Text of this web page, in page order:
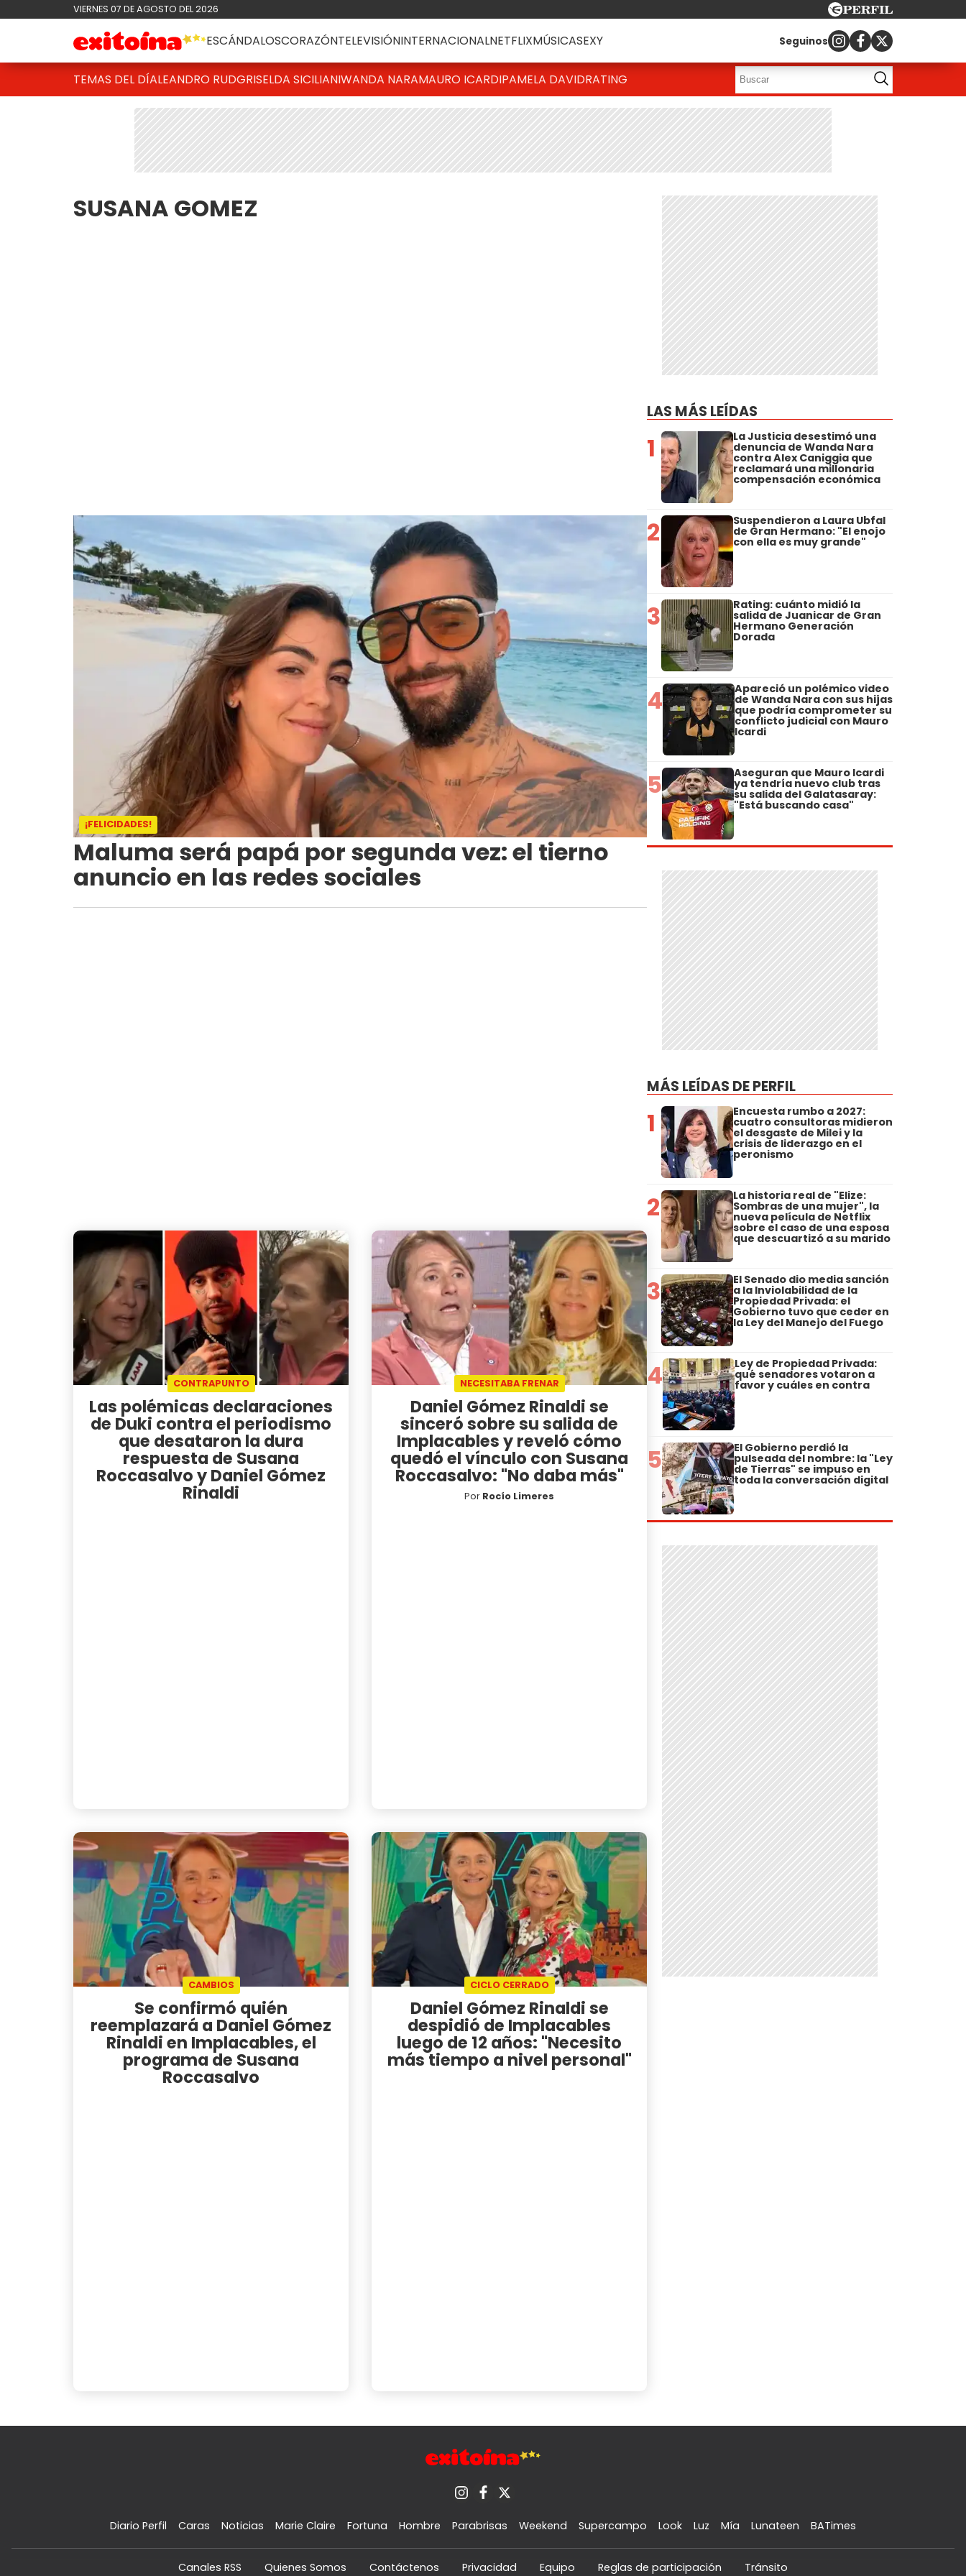
VIERNES 07 DE AGOSTO DEL 2026
ESCÁNDALOSCORAZÓNTELEVISIÓNINTERNACIONALNETFLIXMÚSICASEXY Seguinos
TEMAS DEL DÍALEANDRO RUDGRISELDA SICILIANIWANDA NARAMAURO ICARDIPAMELA DAVIDRATING
SUSANA GOMEZ
¡FELICIDADES!
Maluma será papá por segunda vez: el tierno
anuncio en las redes sociales
CONTRAPUNTO
Las polémicas declaraciones
de Duki contra el periodismo
que desataron la dura
respuesta de Susana
Roccasalvo y Daniel Gómez
Rinaldi
NECESITABA FRENAR
Daniel Gómez Rinaldi se
sinceró sobre su salida de
Implacables y reveló cómo
quedó el vínculo con Susana
Roccasalvo: "No daba más"
Por Rocío Limeres
CAMBIOS
Se confirmó quién
reemplazará a Daniel Gómez
Rinaldi en Implacables, el
programa de Susana
Roccasalvo
CICLO CERRADO
Daniel Gómez Rinaldi se
despidió de Implacables
luego de 12 años: "Necesito
más tiempo a nivel personal"
LAS MÁS LEÍDAS
1 La Justicia desestimó una
denuncia de Wanda Nara
contra Alex Caniggia que
reclamará una millonaria
compensación económica
2 Suspendieron a Laura Ubfal
de Gran Hermano: "El enojo
con ella es muy grande"
3 Rating: cuánto midió la
salida de Juanicar de Gran
Hermano Generación
Dorada
4 Apareció un polémico video
de Wanda Nara con sus hijas
que podría comprometer su
conflicto judicial con Mauro
Icardi
5 Aseguran que Mauro Icardi
ya tendría nuevo club tras
su salida del Galatasaray:
"Está buscando casa"
MÁS LEÍDAS DE PERFIL
1 Encuesta rumbo a 2027:
cuatro consultoras midieron
el desgaste de Milei y la
crisis de liderazgo en el
peronismo
2 La historia real de "Elize:
Sombras de una mujer", la
nueva película de Netflix
sobre el caso de una esposa
que descuartizó a su marido
3 El Senado dio media sanción
a la Inviolabilidad de la
Propiedad Privada: el
Gobierno tuvo que ceder en
la Ley del Manejo del Fuego
4 Ley de Propiedad Privada:
qué senadores votaron a
favor y cuáles en contra
5 El Gobierno perdió la
pulseada del nombre: la "Ley
de Tierras" se impuso en
toda la conversación digital
Diario Perfil Caras Noticias Marie Claire Fortuna Hombre Parabrisas Weekend Supercampo Look Luz Mía Lunateen BATimes
Canales RSS Quienes Somos Contáctenos Privacidad Equipo Reglas de participación Tránsito